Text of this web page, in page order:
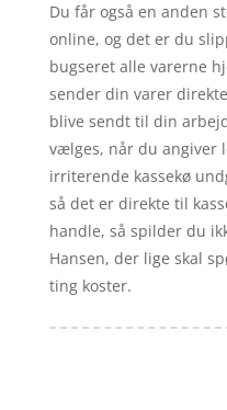
Du får også en anden
online, og det er du
bugseret alle varerne
sender din varer
blive sendt til din
vælges, når du angiver
irriterende kassekø
så det er direkte til
handle, så spilder du
Hansen, der lige skal
ting koster.